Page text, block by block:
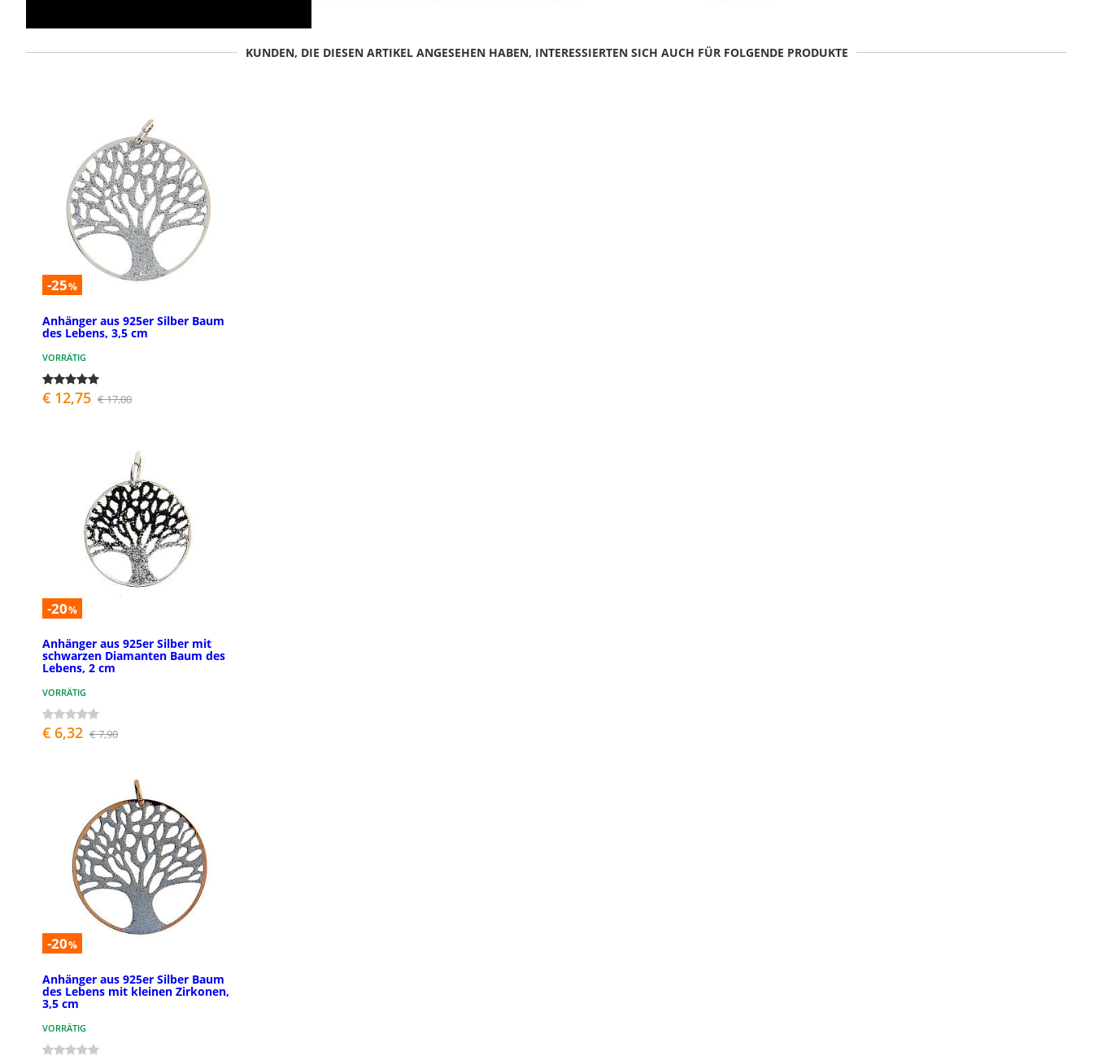
KUNDEN, DIE DIESEN ARTIKEL ANGESEHEN HABEN, INTERESSIERTEN SICH AUCH FÜR FOLGENDE PRODUKTE
-25%
Anhänger aus 925er Silber Baum
des Lebens, 3,5 cm
VORRÄTIG
€ 12,75 € 17,00
-20%
Anhänger aus 925er Silber mit
schwarzen Diamanten Baum des
Lebens, 2 cm
VORRÄTIG
€ 6,32 € 7,90
-20%
Anhänger aus 925er Silber Baum
des Lebens mit kleinen Zirkonen,
3,5 cm
VORRÄTIG